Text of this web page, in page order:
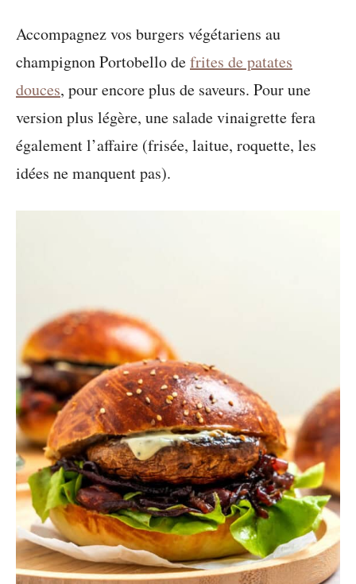
Accompagnez vos burgers végétariens au
champignon Portobello defrites de patates
douces, pour encore plus de saveurs. Pour une
version plus légère, une salade vinaigrette fera
également l’affaire (frisée, laitue, roquette, les
idées ne manquent pas).